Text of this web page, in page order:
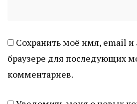
Сохранить моё имя, email и
браузере для последующих
комментариев.